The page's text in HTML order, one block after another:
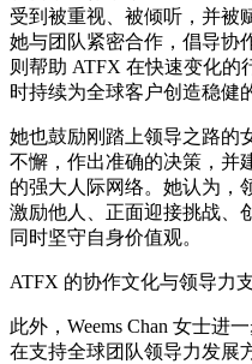
受到被重视、被倾听，并被
她与团队紧密合作，倡导协
则帮助 ATFX 在快速变化的
时持续为全球客户创造稳健
她也鼓励刚踏上领导之路的
不懈，作出准确的决策，并
的强大人际网络。她认为，
激励他人、正面迎接挑战、
同时坚守自身价值观。
ATFX 的协作文化与领导力
此外，Weems Chan 女士进
在支持全球团队领导力发展